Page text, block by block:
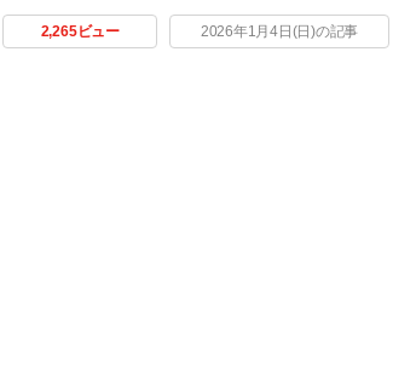
2,265ビュー 2026年1月4日(日)の記事